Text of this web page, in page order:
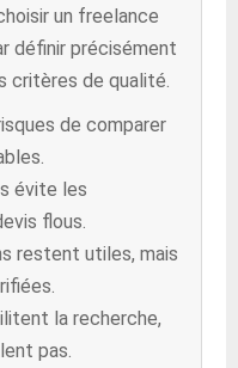
un freelance
définir précisément
critères de qualité.
de comparer
évite les
flous.
restent utiles, mais
la recherche,
pas.